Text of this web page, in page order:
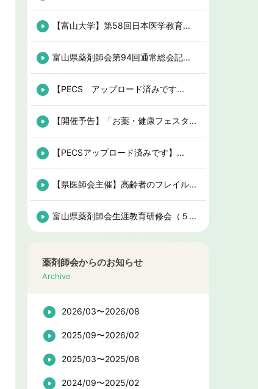
【富山大学】第58回日本医学教育...
富山県薬剤師会第94回通常総会記...
【PECS アップロード済みです...
【開催予告】「お薬・健康フェスタ...
【PECSアップロード済みです】...
【県医師会主催】高齢者のフレイル...
富山県薬剤師会生涯教育研修会（５...
薬剤師会からのお知らせ
Archive
2026/03〜2026/08
2025/09〜2026/02
2025/03〜2025/08
2024/09〜2025/02